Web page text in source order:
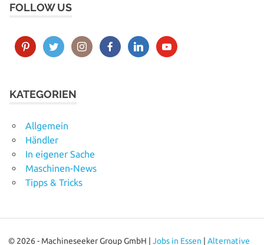
FOLLOW US
KATEGORIEN
Allgemein
Händler
In eigener Sache
Maschinen-News
Tipps & Tricks
© 2026 - Machineseeker Group GmbH | Jobs in Essen Alternative